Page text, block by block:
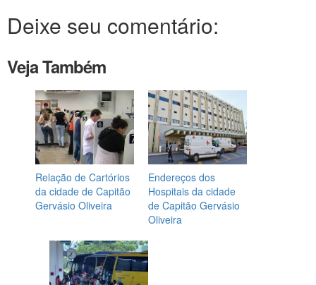
Deixe seu comentário:
Veja Também
Relação de Cartórios
da cidade de Capitão
Gervásio Oliveira
Endereços dos
Hospitais da cidade
de Capitão Gervásio
Oliveira